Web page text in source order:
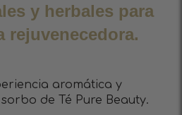
y herbales para
rejuvenecedora.
aromática y
de Té Pure Beauty.